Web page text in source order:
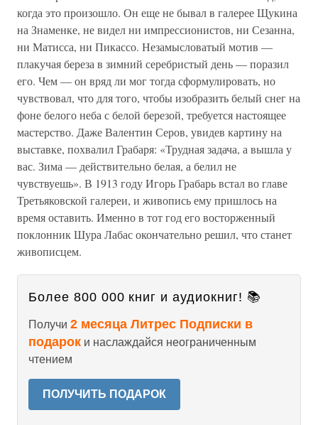
когда это произошло. Он еще не бывал в галерее Щукина
на Знаменке, не видел ни импрессионистов, ни Сезанна,
ни Матисса, ни Пикассо. Незамысловатый мотив —
плакучая береза в зимний серебристый день — поразил
его. Чем — он вряд ли мог тогда сформулировать, но
чувствовал, что для того, чтобы изобразить белый снег на
фоне белого неба с белой березой, требуется настоящее
мастерство. Даже Валентин Серов, увидев картину на
выставке, похвалил Грабаря: «Трудная задача, а вышла у
вас. Зима — действительно белая, а белил не
чувствуешь». В 1913 году Игорь Грабарь встал во главе
Третьяковской галереи, и живопись ему пришлось на
время оставить. Именно в тот год его восторженный
поклонник Шура Лабас окончательно решил, что станет
живописцем.
Более 800 000 книг и аудиокниг! 📚
Получи 2 месяца Литрес Подписки в
подарок и наслаждайся неограниченным
чтением
ПОЛУЧИТЬ ПОДАРОК